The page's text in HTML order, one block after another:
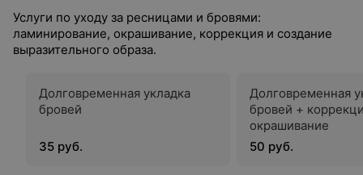
Услуги по уходу за ресницами и бровями:
ламинирование, окрашивание, коррекция и создание
выразительного образа.
Долговременная укладка
бровей
35 руб.
Долговременная
бровей +
окрашивание
50 руб.